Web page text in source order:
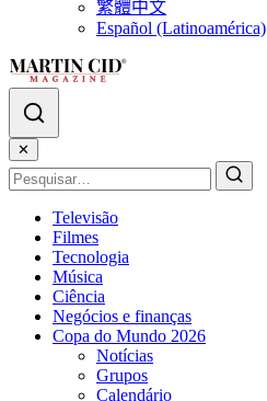
繁體中文
Español (Latinoamérica)
✕
Televisão
Filmes
Tecnologia
Música
Ciência
Negócios e finanças
Copa do Mundo 2026
Notícias
Grupos
Calendário